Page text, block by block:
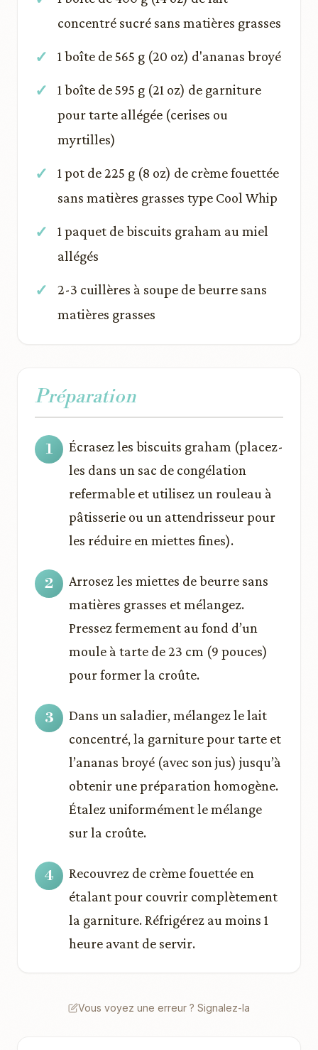
concentré sucré sans matières grasses
1 boîte de 565 g (20 oz) d'ananas broyé
1 boîte de 595 g (21 oz) de garniture
pour tarte allégée (cerises ou
myrtilles)
1 pot de 225 g (8 oz) de crème fouettée
sans matières grasses type Cool Whip
1 paquet de biscuits graham au miel
allégés
2-3 cuillères à soupe de beurre sans
matières grasses
Préparation
Écrasez les biscuits graham (placez-
les dans un sac de congélation
refermable et utilisez un rouleau à
pâtisserie ou un attendrisseur pour
les réduire en miettes fines).
Arrosez les miettes de beurre sans
matières grasses et mélangez.
Pressez fermement au fond d’un
moule à tarte de 23 cm (9 pouces)
pour former la croûte.
Dans un saladier, mélangez le lait
concentré, la garniture pour tarte et
l’ananas broyé (avec son jus) jusqu’à
obtenir une préparation homogène.
Étalez uniformément le mélange
sur la croûte.
Recouvrez de crème fouettée en
étalant pour couvrir complètement
la garniture. Réfrigérez au moins 1
heure avant de servir.
Vous voyez une erreur ? Signalez-la